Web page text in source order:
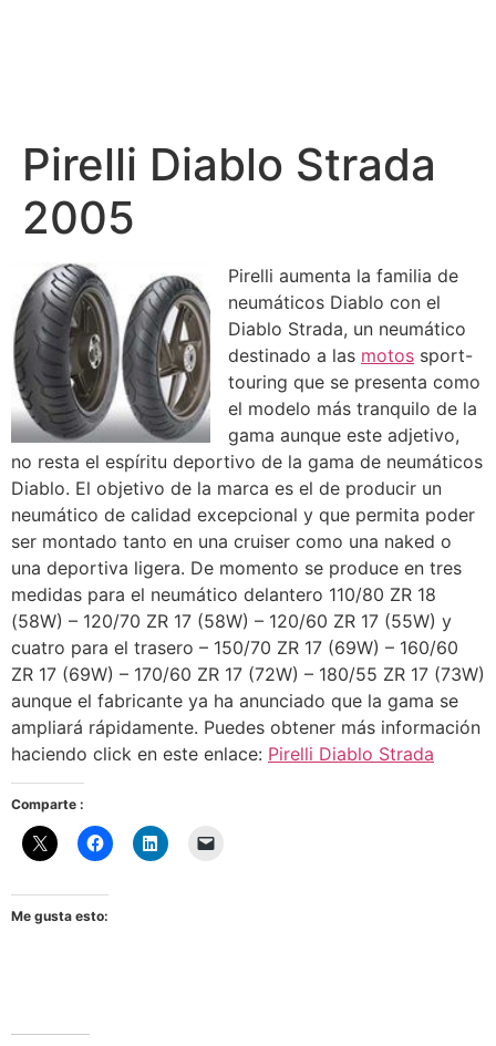
Pirelli Diablo Strada
2005
Pirelli aumenta la familia de
neumáticos Diablo con el
Diablo Strada, un neumático
destinado a las motos sport-
touring que se presenta como
el modelo más tranquilo de la
gama aunque este adjetivo,
no resta el espíritu deportivo de la gama de neumáticos
Diablo. El objetivo de la marca es el de producir un
neumático de calidad excepcional y que permita poder
ser montado tanto en una cruiser como una naked o
una deportiva ligera. De momento se produce en tres
medidas para el neumático delantero 110/80 ZR 18
(58W) – 120/70 ZR 17 (58W) – 120/60 ZR 17 (55W) y
cuatro para el trasero – 150/70 ZR 17 (69W) – 160/60
ZR 17 (69W) – 170/60 ZR 17 (72W) – 180/55 ZR 17 (73W)
aunque el fabricante ya ha anunciado que la gama se
ampliará rápidamente. Puedes obtener más información
haciendo click en este enlace: Pirelli Diablo Strada
Comparte :
Me gusta esto: